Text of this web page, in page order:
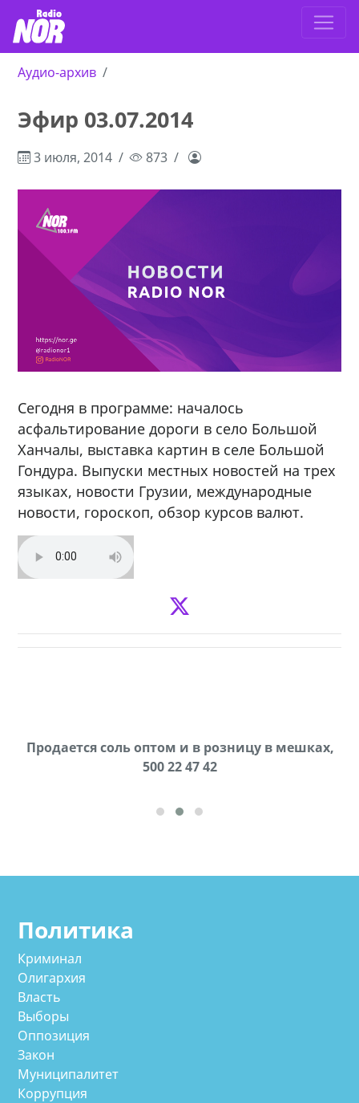
Аудио-архив
Эфир 03.07.2014
3 июля, 2014 873
Сегодня в программе: началось
асфальтирование дороги в село Большой
Ханчалы, выставка картин в селе Большой
Гондура. Выпуски местных новостей на трех
языках, новости Грузии, международные
новости, гороскоп, обзор курсов валют.
Продается соль оптом и в розницу в мешках,
500 22 47 42
В городе Ниноцминда около фастфуда Hask
cдается в аренду дом, 571 30 57 57Whatsap/Viber
Политика
Криминал
Олигархия
Власть
Выборы
Оппозиция
Закон
Муниципалитет
Коррупция